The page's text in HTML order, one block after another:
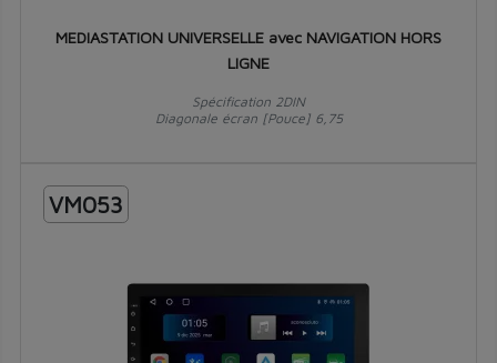
MEDIASTATION UNIVERSELLE avec NAVIGATION HORS
LIGNE
Spécification 2DIN
Diagonale écran [Pouce] 6,75
VM053